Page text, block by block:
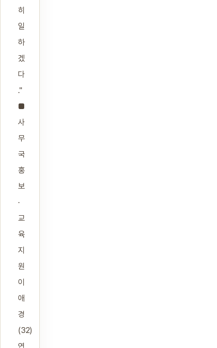
히
일
하
겠
다
."
■
사
무
국
홍
보
·
교
육
지
원
이
애
경
(32)